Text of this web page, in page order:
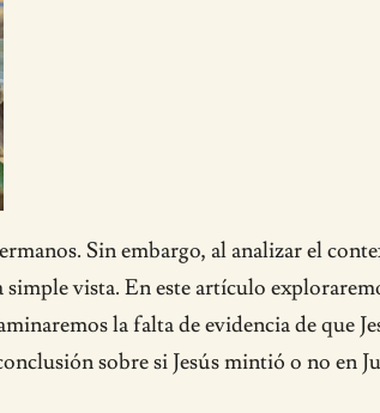
Sin embargo, al analizar el
vista. En este artículo
la falta de evidencia de que
sobre si Jesús mintió o no en